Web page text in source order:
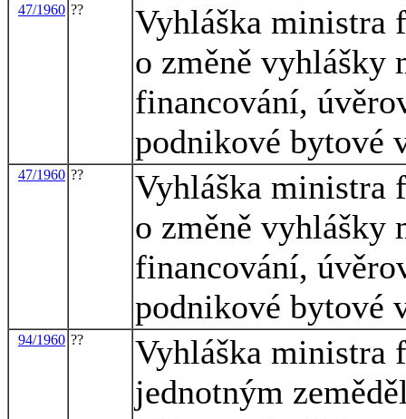
47/1960 ??
Vyhláška ministra
o změně vyhlášky
financování,
podnikové bytové
47/1960 ??
Vyhláška ministra
o změně vyhlášky
financování,
podnikové bytové
94/1960 ??
Vyhláška ministra
jednotným